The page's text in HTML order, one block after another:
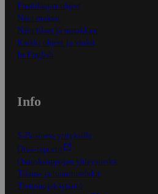
Ensitilaajan ohjeet
Näin maksat
Näin tilaat ja muokkaat
Kaikki ohjeet ja vinkit
In English
Info
S-Business yrityksille
Oiva-raportit
Osuuskauppojen yhteystiedot
Tilaus- ja toimitusehdot
Tietosuojakäytäntö